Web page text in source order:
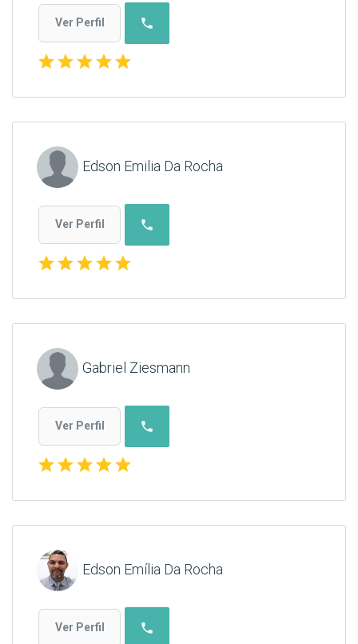
Ver Perfil phone
starstarstarstarstar
Edson Emilia Da Rocha
Ver Perfil phone
starstarstarstarstar
Gabriel Ziesmann
Ver Perfil phone
starstarstarstarstar
Edson Emília Da Rocha
Ver Perfil phone